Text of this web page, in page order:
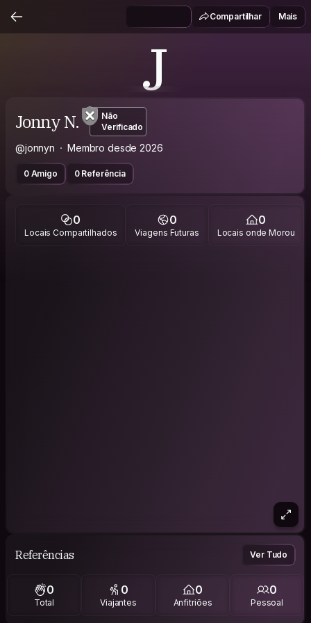
Compartilhar Mais
J
Jonny N.
Não
Verificado
@jonnyn Membro desde 2026
0 Amigo 0 Referência
0
Locais Compartilhados
0
Viagens Futuras
0
Locais onde Morou
Referências Ver Tudo
0
Total
0
Viajantes
0
Anfitriões
0
Pessoal